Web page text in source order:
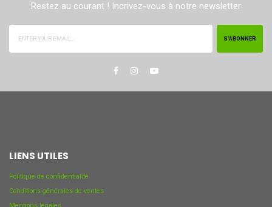
Restez au courant ! Incrivez-vous à notre newsletter
S’ABONNER
LIENS UTILES
Politique de confidentialité
Conditions générales de ventes